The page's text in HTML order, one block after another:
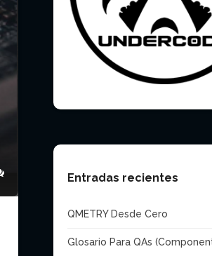
Entradas recientes
QMETRY Desde Cero
Glosario Para QAs